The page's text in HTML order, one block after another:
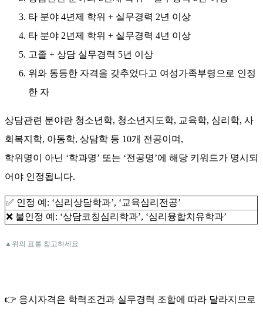
타 분야 4년제 학위 + 실무경력 2년 이상
타 분야 2년제 학위 + 실무경력 4년 이상
고졸 + 상담 실무경력 5년 이상
위와 동등한 자격을 갖추었다고 여성가족부령으로 인정
한 자
상담관련 분야란 청소년학, 청소년지도학, 교육학, 심리학, 사
회복지학, 아동학, 상담학 등 10개 전공이며 ,
학위명이 아닌 ‘학과명’ 또는 ‘전공명’에 해당 키워드가 명시되
어야 인정됩니다.
✅ 인정 예 : ‘심리상담학과’, ‘교육심리전공’
❌ 불인정 예 : ‘상담코칭심리학과’, ‘심리융합치유학과’
▲위의 표를 참고하세요
👉 응시자격은 학력조건과 실무경력 조합에 따라 달라지므로